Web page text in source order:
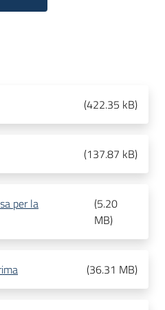
(422.35 kB)
(137.87 kB)
per la
(5.20
MB)
(36.31 MB)